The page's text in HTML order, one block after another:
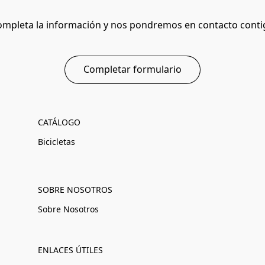
la información y nos pondremos en contacto
Completar formulario
CATÁLOGO
Bicicletas
SOBRE NOSOTROS
Sobre Nosotros
ENLACES ÚTILES